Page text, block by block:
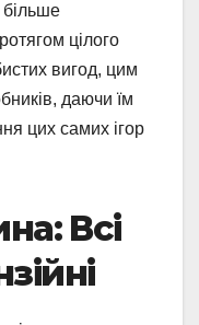
цілого
вигод, цим
даючи їм
цих самих ігор
Всі